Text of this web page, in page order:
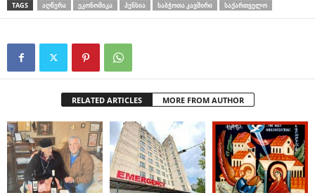
TAGS ᲐᲦᲬᲔᲠᲐ ᲔᲙᲝᲜᲝᲛᲘᲙᲐ ᲞᲔᲜᲡᲘᲐ ᲡᲐᲑᲭᲝᲗᲐ ᲙᲐᲕᲨᲘᲠᲘ ᲡᲐᲥᲐᲠᲗᲕᲔᲚᲝ
RELATED ARTICLES MORE FROM AUTHOR